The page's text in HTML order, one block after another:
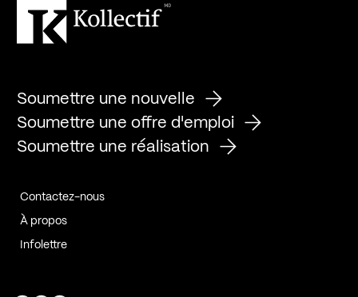
Soumettre une nouvelle
Soumettre une offre d'emploi
Soumettre une réalisation
Contactez-nous
À propos
Infolettre